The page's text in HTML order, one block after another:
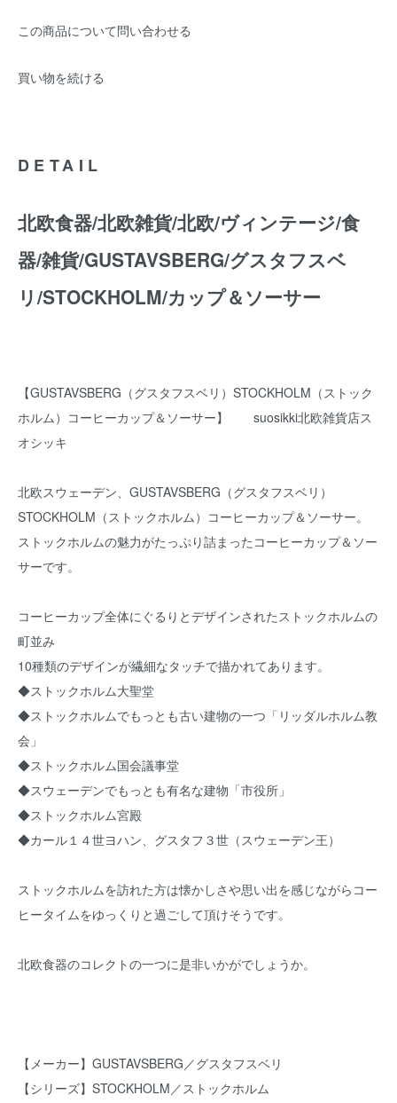
この商品について問い合わせる
買い物を続ける
DETAIL
北欧食器/北欧雑貨/北欧/ヴィンテージ/食
器/雑貨/GUSTAVSBERG/グスタフスベ
リ/STOCKHOLM/カップ＆ソーサー
【GUSTAVSBERG（グスタフスベリ）STOCKHOLM（ストック
ホルム）コーヒーカップ＆ソーサー】 suosikki北欧雑貨店ス
オシッキ
北欧スウェーデン、GUSTAVSBERG（グスタフスベリ）
STOCKHOLM（ストックホルム）コーヒーカップ＆ソーサー。
ストックホルムの魅力がたっぷり詰まったコーヒーカップ＆ソー
サーです。
コーヒーカップ全体にぐるりとデザインされたストックホルムの
町並み
10種類のデザインが繊細なタッチで描かれてあります。
◆ストックホルム大聖堂
◆ストックホルムでもっとも古い建物の一つ「リッダルホルム教
会」
◆ストックホルム国会議事堂
◆スウェーデンでもっとも有名な建物「市役所」
◆ストックホルム宮殿
◆カール１４世ヨハン、グスタフ３世（スウェーデン王）
ストックホルムを訪れた方は懐かしさや思い出を感じながらコー
ヒータイムをゆっくりと過ごして頂けそうです。
北欧食器のコレクトの一つに是非いかがでしょうか。
【メーカー】GUSTAVSBERG／グスタフスベリ
【シリーズ】STOCKHOLM／ストックホルム